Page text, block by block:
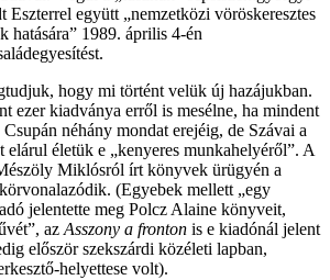
Eszterrel együtt „nemzetközi vöröskeresztes
hatására” 1989. április 4-én
hogy mi történt velük új hazájukban.
ezer kiadványa erről is mesélne, ha mindent
néhány mondat erejéig, de Szávai a
elárul életük e „kenyeres munkahelyéről”. A
Miklósról írt könyvek ürügyén a
(Egyebek mellett „egy
jelentette meg Polcz Alaine könyveit,
az Asszony a fronton is e kiadónál jelent
először szekszárdi közéleti lapban,
helyettese volt).